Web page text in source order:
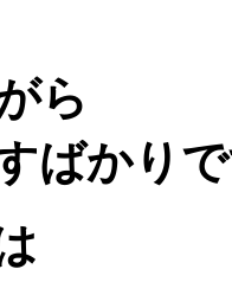
ら
ばかり